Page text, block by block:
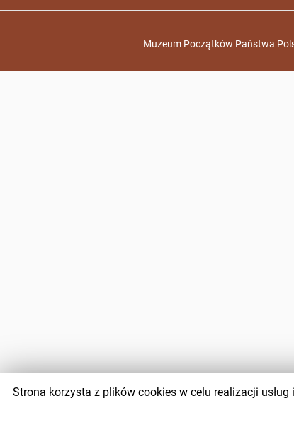
Muzeum Początków Państwa
Strona korzysta z plików cookies w celu realizacji